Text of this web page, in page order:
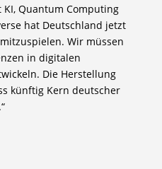
Quantum Computing
hat Deutschland jetzt
Wir müssen
in digitalen
Die Herstellung
künftig Kern deutscher